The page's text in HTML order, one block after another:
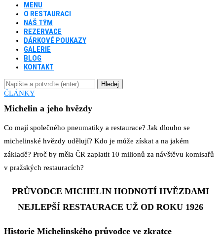
MENU
O RESTAURACI
NÁŠ TÝM
REZERVACE
DÁRKOVÉ POUKAZY
GALERIE
BLOG
KONTAKT
Hledej
ČLÁNKY
Michelin a jeho hvězdy
Co mají společného pneumatiky a restaurace? Jak dlouho se
michelinské hvězdy udělují? Kdo je může získat a na jakém
základě? Proč by měla ČR zaplatit 10 milionů za návštěvu komisařů
v pražských restauracích?
PRŮVODCE MICHELIN HODNOTÍ HVĚZDAMI
NEJLEPŠÍ RESTAURACE UŽ OD ROKU 1926
Historie Michelinského průvodce ve zkratce